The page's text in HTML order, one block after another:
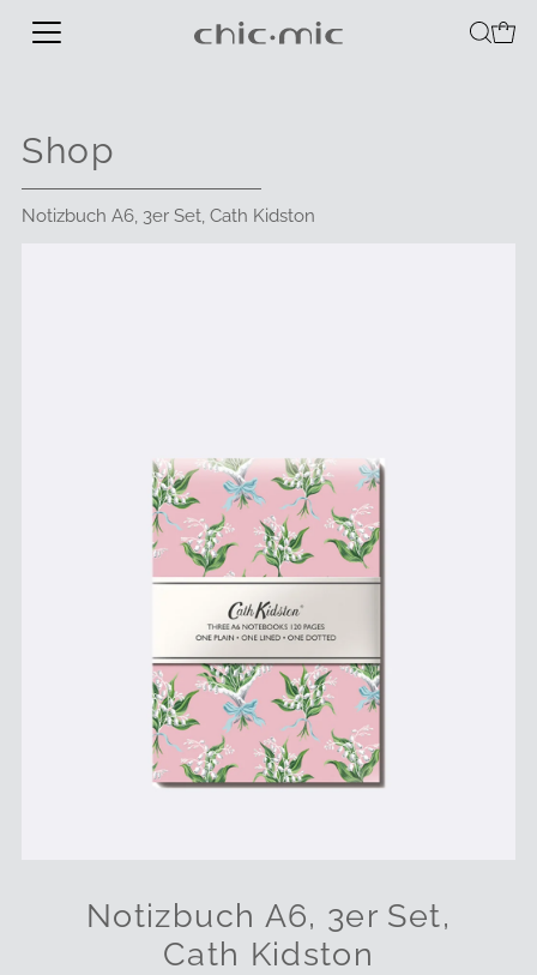
Shop
Notizbuch A6, 3er Set, Cath Kidston
Notizbuch A6, 3er Set,
Cath Kidston